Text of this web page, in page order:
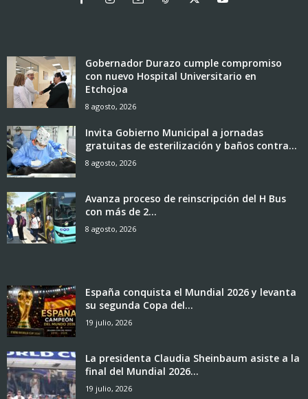
Gobernador Durazo cumple compromiso
con nuevo Hospital Universitario en
Etchojoa
8 agosto, 2026
Invita Gobierno Municipal a jornadas
gratuitas de esterilización y baños contra...
8 agosto, 2026
Avanza proceso de reinscripción del H Bus
con más de 2...
8 agosto, 2026
España conquista el Mundial 2026 y levanta
su segunda Copa del...
19 julio, 2026
La presidenta Claudia Sheinbaum asiste a la
final del Mundial 2026...
19 julio, 2026